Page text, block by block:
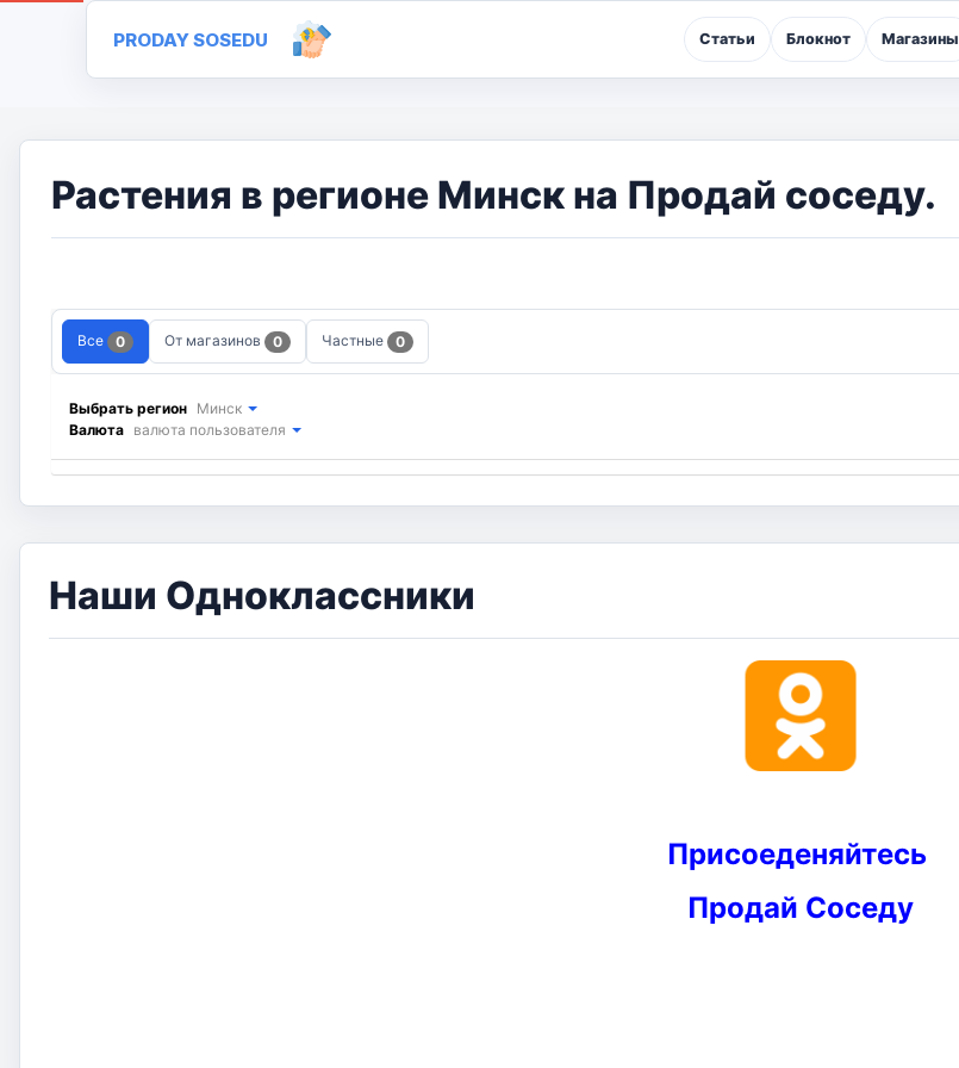
PRODAY SOSEDU Статьи Блокнот Магазины
Растения в регионе Минск на Продай соседу.
Все 0 От магазинов 0 Частные 0
Выбрать регион Минск
Валюта валюта пользователя
Наши Одноклассники
Присоеденяйтесь
Продай Соседу